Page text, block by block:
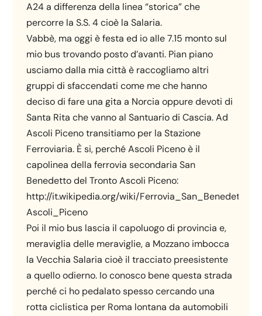
A24 a differenza della linea “storica” che
percorre la S.S. 4 cioè la Salaria.
Vabbè, ma oggi è festa ed io alle 7.15 monto sul
mio bus trovando posto d’avanti. Pian piano
usciamo dalla mia città è raccogliamo altri
gruppi di sfaccendati come me che hanno
deciso di fare una gita a Norcia oppure devoti di
Santa Rita che vanno al Santuario di Cascia. Ad
Ascoli Piceno transitiamo per la Stazione
Ferroviaria. È si, perché Ascoli Piceno è il
capolinea della ferrovia secondaria San
Benedetto del Tronto Ascoli Piceno:
http://it.wikipedia.org/wiki/
Ascoli_Piceno
Poi il mio bus lascia il capoluogo di provincia e,
meraviglia delle meraviglie, a Mozzano imbocca
la Vecchia Salaria cioè il tracciato preesistente
a quello odierno. Io conosco bene questa strada
perché ci ho pedalato spesso cercando una
rotta ciclistica per Roma lontana da automobili